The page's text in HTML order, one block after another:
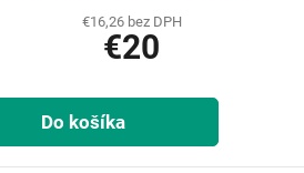
€16,26 bez DPH
€20
Do košíka